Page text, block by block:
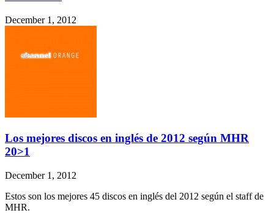
December 1, 2012
Los mejores discos en inglés de 2012 según MHR
20>1
December 1, 2012
Estos son los mejores 45 discos en inglés del 2012 según el staff de
MHR.